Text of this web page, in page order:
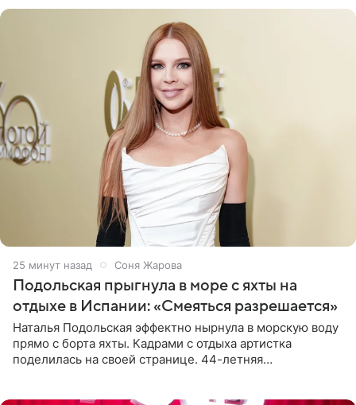
26 минут назад Соня Жарова
Подольская прыгнула в море с яхты на
отдыхе в Испании: «Смеяться разрешается»
Наталья Подольская эффектно нырнула в морскую воду
прямо с борта яхты. Кадрами с отдыха артистка
поделилась на своей странице. 44-летняя